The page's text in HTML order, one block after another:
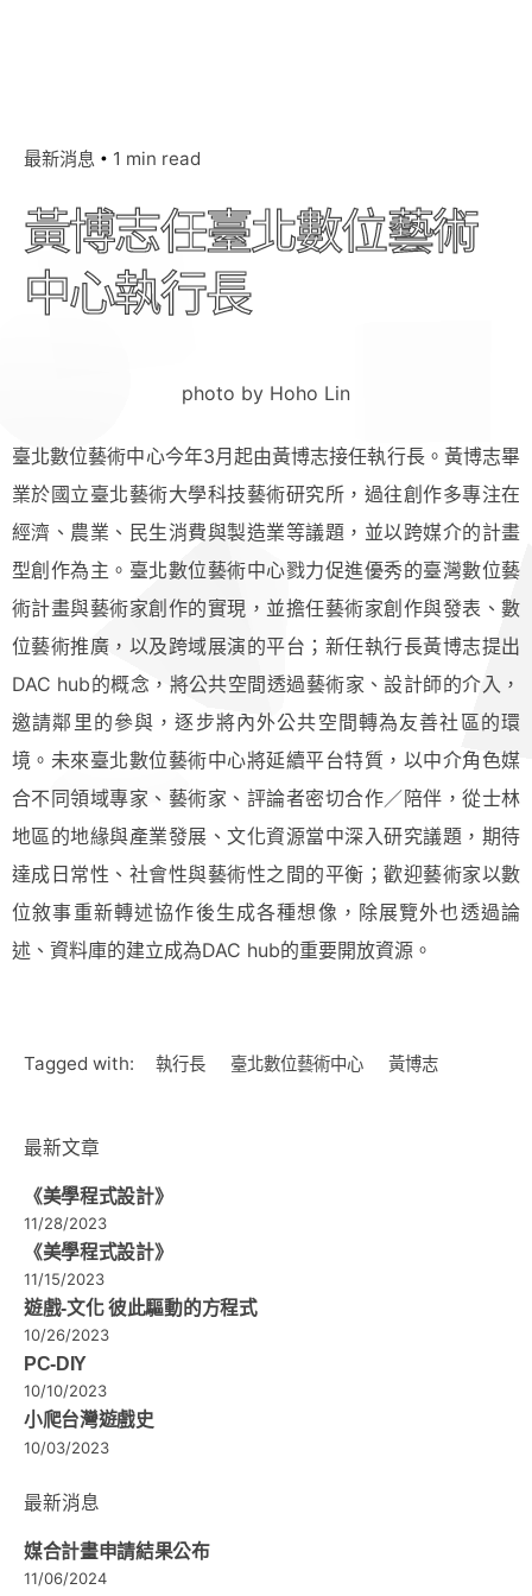
最新消息 1 min read
黃博志任臺北數位藝術
中心執行長
photo by Hoho Lin
臺北數位藝術中心今年3月起由黃博志接任執行長。黃博志畢
業於國立臺北藝術大學科技藝術研究所，過往創作多專注在
經濟、農業、民生消費與製造業等議題，並以跨媒介的計畫
型創作為主。臺北數位藝術中心戮力促進優秀的臺灣數位藝
術計畫與藝術家創作的實現，並擔任藝術家創作與發表、數
位藝術推廣，以及跨域展演的平台；新任執行長黃博志提出
DAC hub的概念，將公共空間透過藝術家、設計師的介入，
邀請鄰里的參與，逐步將內外公共空間轉為友善社區的環
境。未來臺北數位藝術中心將延續平台特質，以中介角色媒
合不同領域專家、藝術家、評論者密切合作／陪伴，從士林
地區的地緣與產業發展、文化資源當中深入研究議題，期待
達成日常性、社會性與藝術性之間的平衡；歡迎藝術家以數
位敘事重新轉述協作後生成各種想像，除展覽外也透過論
述、資料庫的建立成為DAC hub的重要開放資源。
Tagged with: 執行長 臺北數位藝術中心 黃博志
最新文章
《美學程式設計》
11/28/2023
《美學程式設計》
11/15/2023
遊戲-文化 彼此驅動的方程式
10/26/2023
PC-DIY
10/10/2023
小爬台灣遊戲史
10/03/2023
最新消息
媒合計畫申請結果公布
11/06/2024